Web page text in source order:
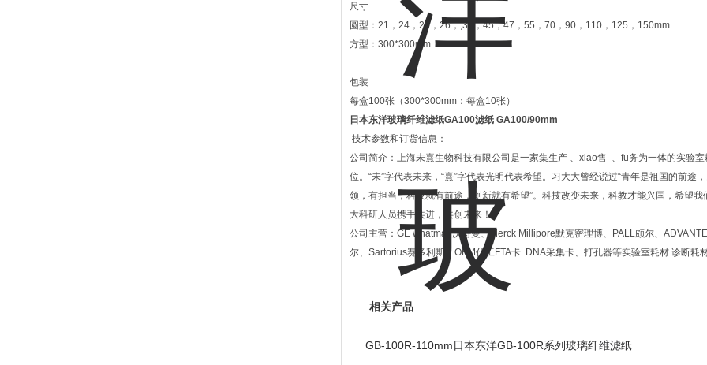
尺寸
圆型：21，24，25，26，,37，45，47，55，70，90，110，125，150mm
方型：300*300mm
包装
每盒100张（300*300mm：每盒10张）
日本东洋玻璃纤维滤纸GA100滤纸 GA100/90mm
技术参数和订货信息：
公司简介：上海未熹生物科技有限公司是一家集生产 、xiao售 、fu务为一体的实验
位。“未”字代表未来，“熹”字代表光明代表希望。习大大曾经说过“青年是祖国的前
领，有担当，科技就有前途，创新就有希望”。科技改变未来，科教才能兴国，希望
大科研人员携手共进，共创未来！
公司主营：GE whatman沃特曼、Merck Millipore默克密理博、PALL颇尔、
尔、Sartorius赛多利斯、OEM代工FTA卡 DNA采集卡、打孔器等实验室耗材 诊断耗材
相关产品
GB-100R-110mm日本东洋GB-100R系列玻璃纤维滤纸